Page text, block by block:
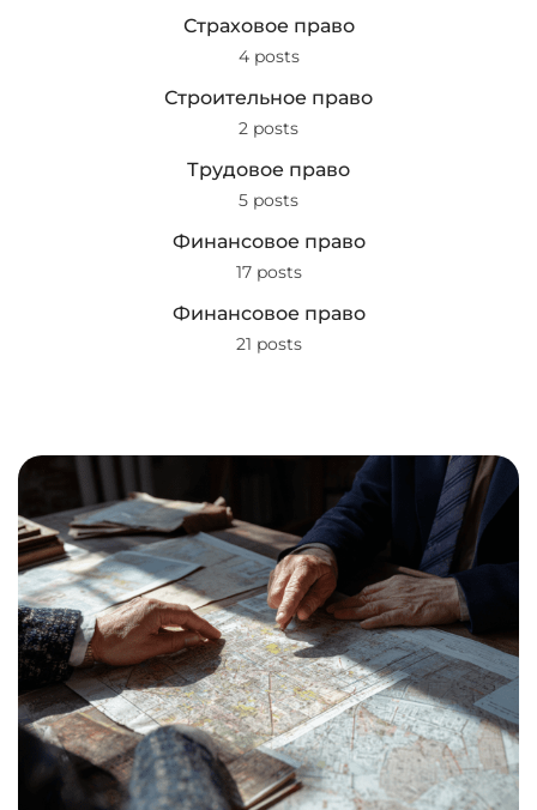
Страховое право
4 posts
Строительное право
2 posts
Трудовое право
5 posts
Финансовое право
17 posts
Финансовое право
21 posts